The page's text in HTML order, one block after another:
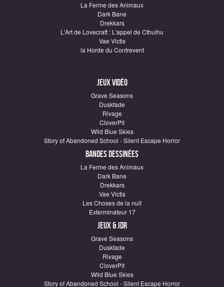
La Ferme des Animaux
Dark Bane
Drekkars
L'Art de Lovecraft : L'appel de Cthulhu
Vae Victis
la Horde du Contrevent
Jeux vidéo
Grave Seasons
Duskfade
Rivage
CloverPit
Wild Blue Skies
Story of Abandoned School - Silent Escape Horror
Bandes dessinées
La Ferme des Animaux
Dark Bane
Drekkars
Vae Victis
Les Choses de la nuit
Exterminateur 17
Jeux & JDR
Grave Seasons
Duskfade
Rivage
CloverPit
Wild Blue Skies
Story of Abandoned School - Silent Escape Horror